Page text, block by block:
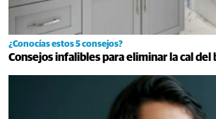
¿Conocías estos 5 consejos?
Consejos infalibles para eliminar la cal del